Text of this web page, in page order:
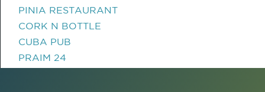
PINIA RESTAURANT
CORK N BOTTLE
CUBA PUB
PRAIM 24